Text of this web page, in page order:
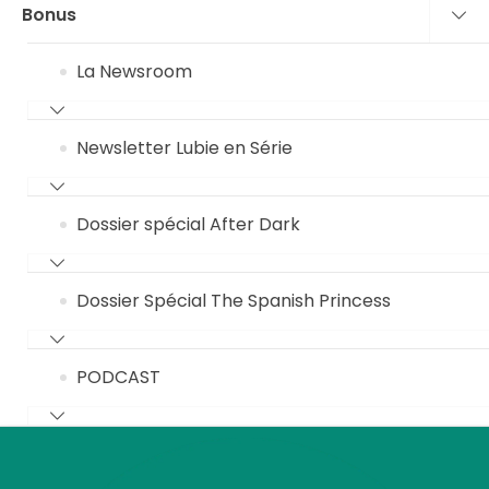
Bonus
La Newsroom
Newsletter Lubie en Série
Dossier spécial After Dark
Dossier Spécial The Spanish Princess
PODCAST